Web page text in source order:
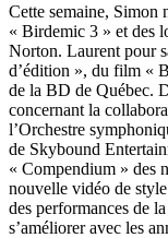
Cette semaine, Simon
« Birdemic 3 » et des
Norton. Laurent pour
d’édition », du film «
de la BD de Québec.
concernant la
l’Orchestre
de Skybound
« Compendium » des
nouvelle vidéo de
des performances de
s’améliorer avec les